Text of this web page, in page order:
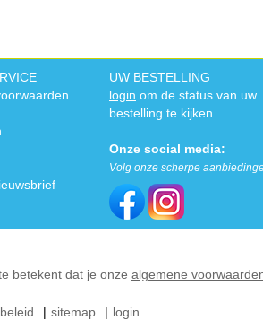
UW BESTELLING
login om de status van uw
bestelling te kijken
Onze social media:
Volg onze scherpe
betekent dat je onze algemene
| sitemap | login